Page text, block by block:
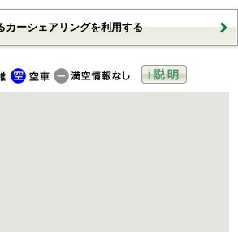
カーシェアリングを利用する